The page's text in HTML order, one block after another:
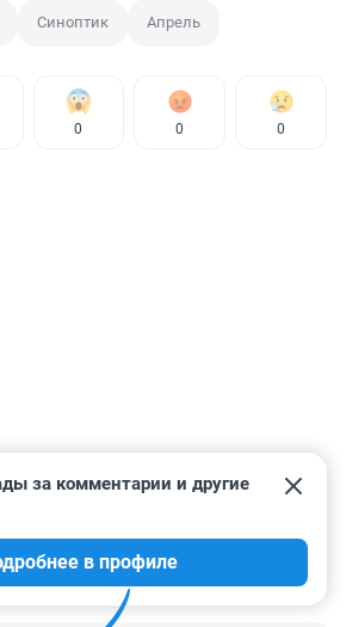
Синоптик Апрель
0 0 0
45
за комментарии и другие
в профиле